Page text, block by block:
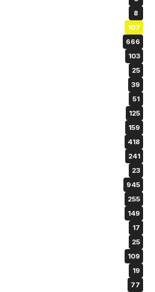
8
107
666
103
25
39
51
125
159
418
241
23
945
255
149
17
25
109
19
77